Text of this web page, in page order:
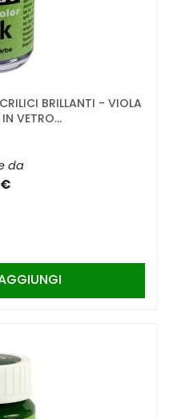
BRILLANTI - VIOLA
VETRO...
da